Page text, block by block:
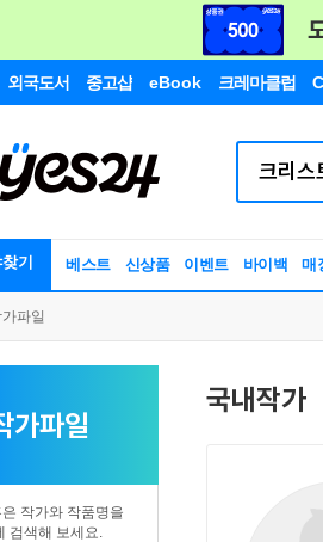
외국도서 중고샵 eBook 크레마클럽
기 베스트 신상품 이벤트 바이백 매
파일
가파일
작가와 작품명을
검색해 보세요.
국내작가